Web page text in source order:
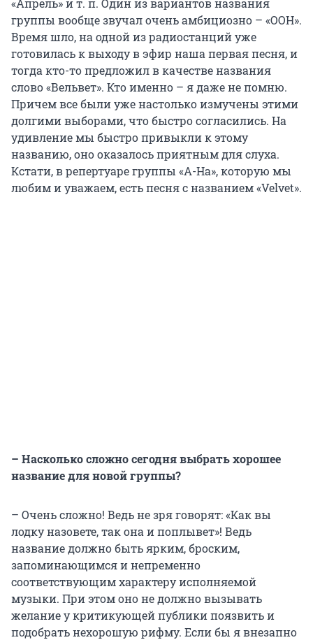
группы вообще звучал очень амбициозно – «ООН».
Время шло, на одной из радиостанций уже
готовилась к выходу в эфир наша первая песня, и
тогда кто-то предложил в качестве названия
слово «Вельвет». Кто именно – я даже не помню.
Причем все были уже настолько измучены этими
долгими выборами, что быстро согласились. На
удивление мы быстро привыкли к этому
названию, оно оказалось приятным для слуха.
Кстати, в репертуаре группы «А-Hа», которую мы
любим и уважаем, есть песня с названием «Velvet».
– Насколько сложно сегодня выбрать хорошее
название для новой группы?
– Очень сложно! Ведь не зря говорят: «Как вы
лодку назовете, так она и поплывет»! Ведь
название должно быть ярким, броским,
запоминающимся и непременно
соответствующим характеру исполняемой
музыки. При этом оно не должно вызывать
желание у критикующей публики поязвить и
подобрать нехорошую рифму. Если бы я внезапно